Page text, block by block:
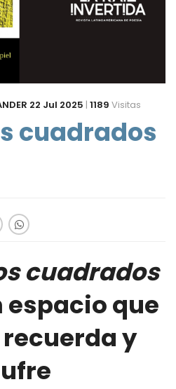
22 Jul 2025 | 1189 Visitas
cuadrados
cuadrados
espacio que
y